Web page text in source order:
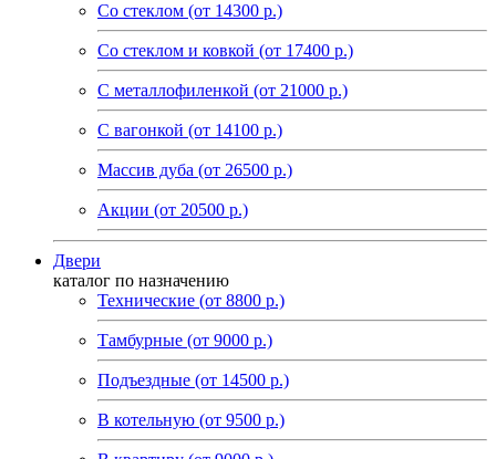
Со стеклом (от 14300 р.)
Со стеклом и ковкой (от 17400 р.)
C металлофиленкой (от 21000 р.)
С вагонкой (от 14100 р.)
Массив дуба (от 26500 р.)
Акции (от 20500 р.)
Двери
каталог по назначению
Технические (от 8800 р.)
Тамбурные (от 9000 р.)
Подъездные (от 14500 р.)
В котельную (от 9500 р.)